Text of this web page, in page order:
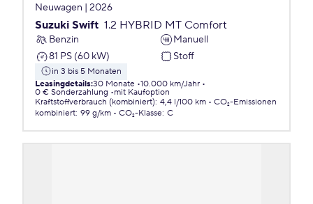
Neuwagen | 2026
Suzuki Swift 1.2 HYBRID MT Comfort
Benzin
Manuell
81 PS (60 kW)
Stoff
in 3 bis 5 Monaten
Leasingdetails:30 Monate 10.000 km/Jahr
0 € Sonderzahlung
mit Kaufoption
Kraftstoffverbrauch (kombiniert): 4,4 l/100 km
CO₂-Emissionen
kombiniert: 99 g/km CO₂-Klasse: C